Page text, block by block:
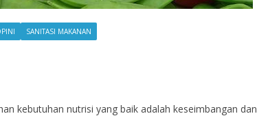
SANITASI MAKANAN
kebutuhan nutrisi yang baik adalah keseimbangan dan